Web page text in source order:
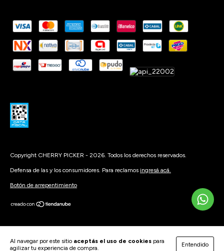
Al navegar por este sitio aceptás el uso de cookies para
agilizar tu experiencia de compra.
Entendido
Copyright CHERRY PICKER - 2026. Todos los derechos reservados.
Defensa de las y los consumidores. Para reclamos ingresá acá.
Botón de arrepentimiento